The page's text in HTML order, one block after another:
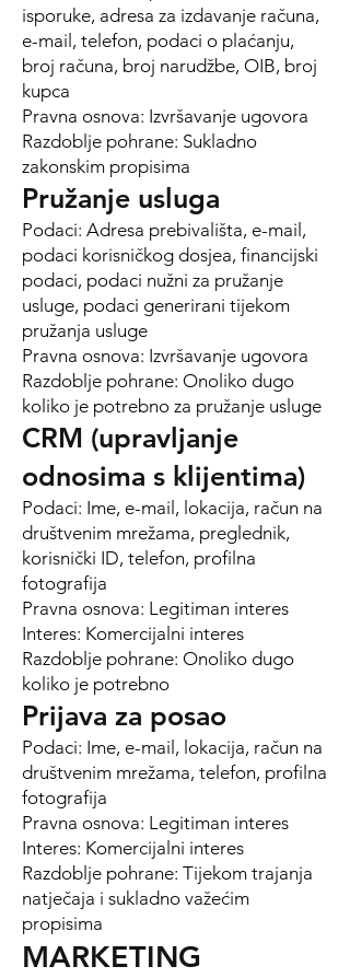
isporuke, adresa za izdavanje računa,
e-mail, telefon, podaci o plaćanju,
broj računa, broj narudžbe, OIB, broj
kupca
Pravna osnova: Izvršavanje ugovora
Razdoblje pohrane: Sukladno
zakonskim propisima
Pružanje usluga
Podaci: Adresa prebivališta, e-mail,
podaci korisničkog dosjea, financijski
podaci, podaci nužni za pružanje
usluge, podaci generirani tijekom
pružanja usluge
Pravna osnova: Izvršavanje ugovora
Razdoblje pohrane: Onoliko dugo
koliko je potrebno za pružanje usluge
CRM (upravljanje
odnosima s klijentima)
Podaci: Ime, e-mail, lokacija, račun na
društvenim mrežama, preglednik,
korisnički ID, telefon, profilna
fotografija
Pravna osnova: Legitiman interes
Interes: Komercijalni interes
Razdoblje pohrane: Onoliko dugo
koliko je potrebno
Prijava za posao
Podaci: Ime, e-mail, lokacija, račun na
društvenim mrežama, telefon, profilna
fotografija
Pravna osnova: Legitiman interes
Interes: Komercijalni interes
Razdoblje pohrane: Tijekom trajanja
natječaja i sukladno važećim
propisima
MARKETING